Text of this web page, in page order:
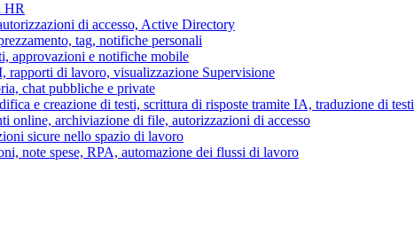
HR
di accesso, Active Directory
tag, notifiche personali
approvazioni e notifiche mobile
di lavoro, visualizzazione Supervisione
chat pubbliche e private
e creazione di testi, scrittura di risposte tramite IA, traduzione di testi
online, archiviazione di file, autorizzazioni di accesso
sicure nello spazio di lavoro
note spese, RPA, automazione dei flussi di lavoro